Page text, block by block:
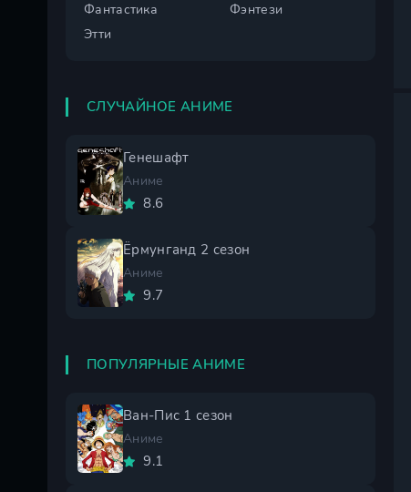
Фантастика
Фэнтези
Этти
СЛУЧАЙНОЕ АНИМЕ
Генешафт
Аниме
8.6
Ёрмунганд 2 сезон
Аниме
9.7
ПОПУЛЯРНЫЕ АНИМЕ
Ван-Пис 1 сезон
Аниме
9.1